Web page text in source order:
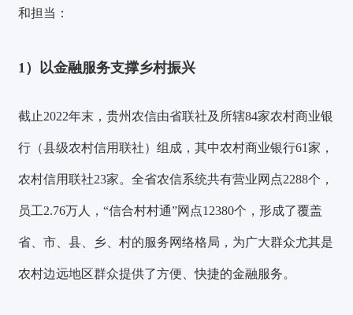
和担当：
1）以金融服务支撑乡村振兴
截止2022年末，贵州农信由省联社及所辖84家农村商业银
行（县级农村信用联社）组成，其中农村商业银行61家，
农村信用联社23家。全省农信系统共有营业网点2288个，
员工2.76万人，“信合村村通”网点12380个，形成了覆盖
省、市、县、乡、村的服务网络格局，为广大群众尤其是
农村边远地区群众提供了方便、快捷的金融服务。